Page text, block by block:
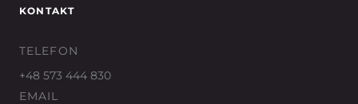
KONTAKT
TELEFON
+48 573 444 830
EMAIL